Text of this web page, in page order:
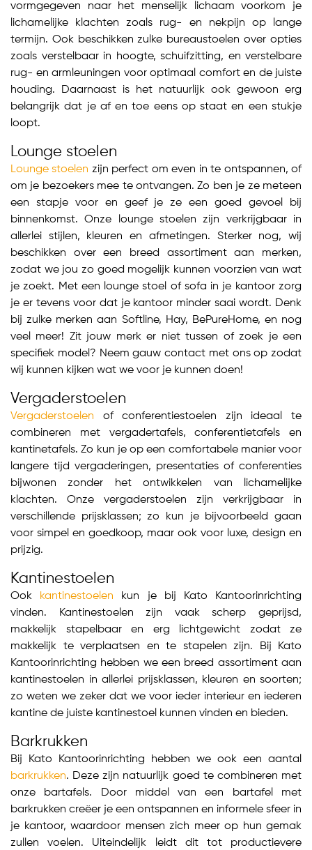
vormgegeven naar het menselijk lichaam voorkom je
lichamelijke klachten zoals rug- en nekpijn op lange
termijn. Ook beschikken zulke bureaustoelen over opties
zoals verstelbaar in hoogte, schuifzitting, en verstelbare
rug- en armleuningen voor optimaal comfort en de juiste
houding. Daarnaast is het natuurlijk ook gewoon erg
belangrijk dat je af en toe eens op staat en een stukje
loopt.
Lounge stoelen
Lounge stoelen zijn perfect om even in te ontspannen, of
om je bezoekers mee te ontvangen. Zo ben je ze meteen
een stapje voor en geef je ze een goed gevoel bij
binnenkomst. Onze lounge stoelen zijn verkrijgbaar in
allerlei stijlen, kleuren en afmetingen. Sterker nog, wij
beschikken over een breed assortiment aan merken,
zodat we jou zo goed mogelijk kunnen voorzien van wat
je zoekt. Met een lounge stoel of sofa in je kantoor zorg
je er tevens voor dat je kantoor minder saai wordt. Denk
bij zulke merken aan Softline, Hay, BePureHome, en nog
veel meer! Zit jouw merk er niet tussen of zoek je een
specifiek model? Neem gauw contact met ons op zodat
wij kunnen kijken wat we voor je kunnen doen!
Vergaderstoelen
Vergaderstoelen of conferentiestoelen zijn ideaal te
combineren met vergadertafels, conferentietafels en
kantinetafels. Zo kun je op een comfortabele manier voor
langere tijd vergaderingen, presentaties of conferenties
bijwonen zonder het ontwikkelen van lichamelijke
klachten. Onze vergaderstoelen zijn verkrijgbaar in
verschillende prijsklassen; zo kun je bijvoorbeeld gaan
voor simpel en goedkoop, maar ook voor luxe, design en
prijzig.
Kantinestoelen
Ook kantinestoelen kun je bij Kato Kantoorinrichting
vinden. Kantinestoelen zijn vaak scherp geprijsd,
makkelijk stapelbaar en erg lichtgewicht zodat ze
makkelijk te verplaatsen en te stapelen zijn. Bij Kato
Kantoorinrichting hebben we een breed assortiment aan
kantinestoelen in allerlei prijsklassen, kleuren en soorten;
zo weten we zeker dat we voor ieder interieur en iederen
kantine de juiste kantinestoel kunnen vinden en bieden.
Barkrukken
Bij Kato Kantoorinrichting hebben we ook een aantal
barkrukken. Deze zijn natuurlijk goed te combineren met
onze bartafels. Door middel van een bartafel met
barkrukken creëer je een ontspannen en informele sfeer in
je kantoor, waardoor mensen zich meer op hun gemak
zullen voelen. Uiteindelijk leidt dit tot productievere